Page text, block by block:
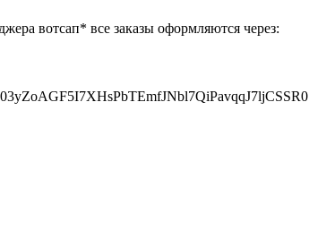
вотсап* все заказы оформляются через: